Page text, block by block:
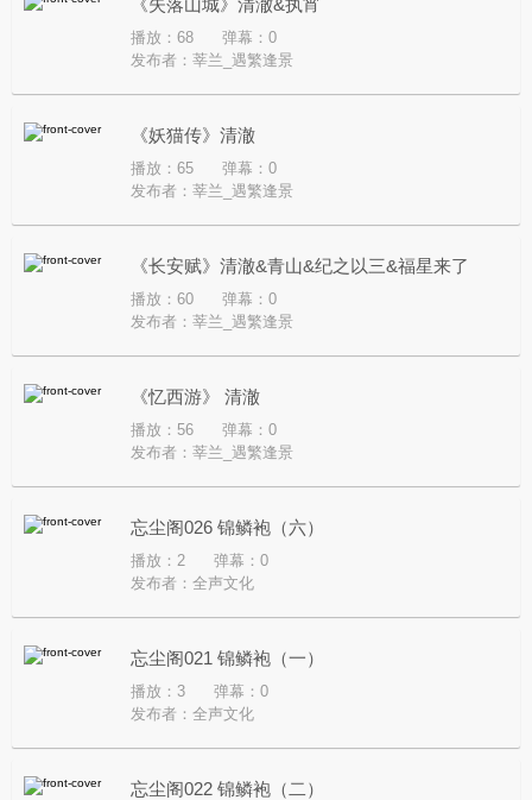
《失落山城》清澈&执宵
播放：68
弹幕：0
发布者： 莘兰_遇繁逢景
《妖猫传》清澈
播放：65
弹幕：0
发布者： 莘兰_遇繁逢景
《长安赋》清澈&青山&纪之以三&福星来了
播放：60
弹幕：0
发布者： 莘兰_遇繁逢景
《忆西游》 清澈
播放：56
弹幕：0
发布者： 莘兰_遇繁逢景
忘尘阁026 锦鳞袍（六）
播放：2
弹幕：0
发布者： 全声文化
忘尘阁021 锦鳞袍（一）
播放：3
弹幕：0
发布者： 全声文化
忘尘阁022 锦鳞袍（二）